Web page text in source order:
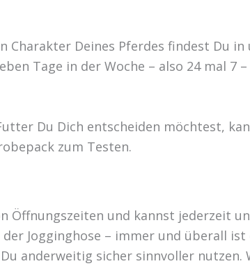
Deines Pferdes findest Du
Tage in der Woche – also 24 mal 7
Du Dich entscheiden möchtest,
zum Testen.
Öffnungszeiten und kannst jederzeit
Jogginghose – immer und überall
anderweitig sicher sinnvoller